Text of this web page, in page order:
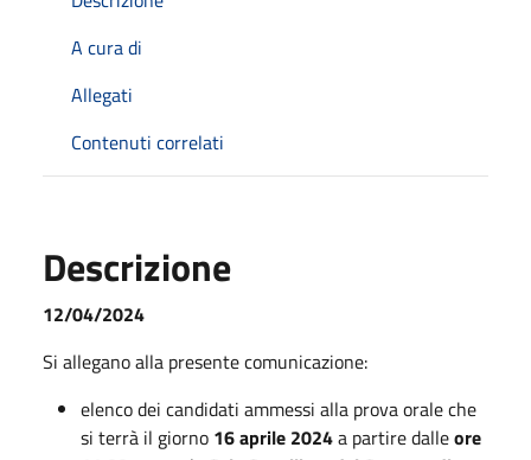
A cura di
Allegati
Contenuti correlati
Descrizione
12/04/2024
Si allegano alla presente comunicazione:
elenco dei candidati ammessi alla prova orale che
si terrà il giorno 16 aprile 2024a partire dalleore